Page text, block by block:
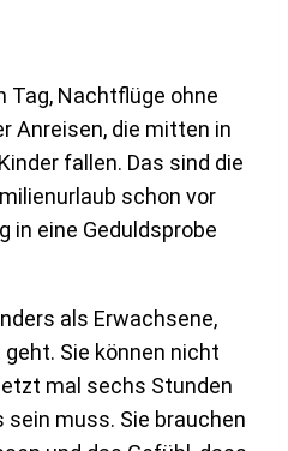
Tag, Nachtflüge ohne
Anreisen, die mitten in
fallen. Das sind die
schon vor
in eine Geduldsprobe
als Erwachsene,
Sie können nicht
mal sechs Stunden
sein muss. Sie brauchen